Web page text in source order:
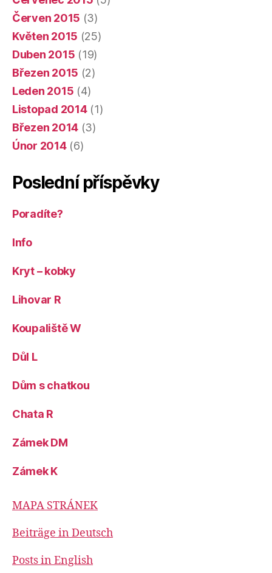
Červen 2015 (3)
Květen 2015 (25)
Duben 2015 (19)
Březen 2015 (2)
Leden 2015 (4)
Listopad 2014(1)
Březen 2014 (3)
Únor 2014(6)
Poslední příspěvky
Poradíte?
Info
Kryt – kobky
Lihovar R
Koupaliště W
Důl L
Dům s chatkou
Chata R
Zámek DM
Zámek K
MAPA STRÁNEK
Beiträge in Deutsch
Posts in English